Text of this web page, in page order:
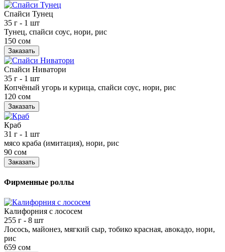
Спайси Тунец
35 г - 1 шт
Тунец, спайси соус, нори, рис
150 сом
Заказать
Спайси Ниватори
35 г - 1 шт
Копчёный угорь и курица, спайси соус, нори, рис
120 сом
Заказать
Краб
31 г - 1 шт
мясо краба (имитация), нори, рис
90 сом
Заказать
Фирменные роллы
Калифорния с лососем
255 г - 8 шт
Лосось, майонез, мягкий сыр, тобико красная, авокадо, нори,
рис
659 сом